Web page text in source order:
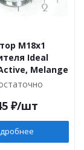
M18x1
Ideal
Active, Melange
₽/шт